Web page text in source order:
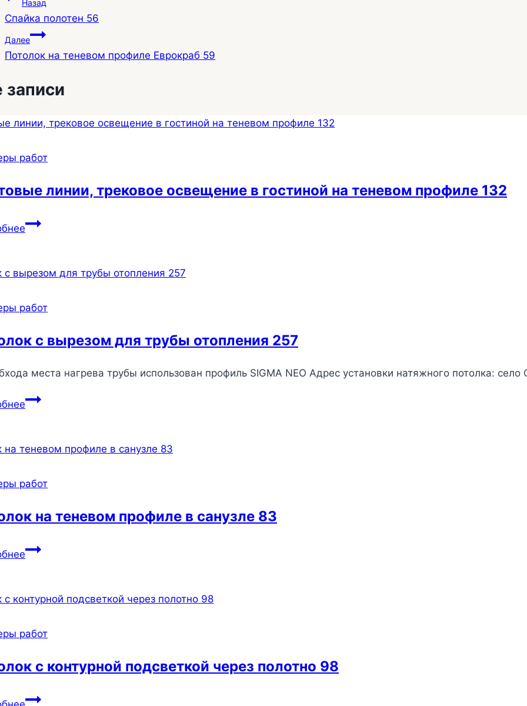
по
записям
Назад
Спайка полотен 56
Далее
Потолок на теневом профиле Еврокраб 59
работ
линии, трековое освещение в гостиной на теневом профиле 132
Световые
освещение
гостиной
профиле
работ
с вырезом для трубы отопления 257
места нагрева трубы использован профиль SIGMA NEO Адрес установки натяжного потолка: село
Потолок
для
отопления
работ
на теневом профиле в санузле 83
Потолок
профиле
санузле
работ
с контурной подсветкой через полотно 98
Потолок